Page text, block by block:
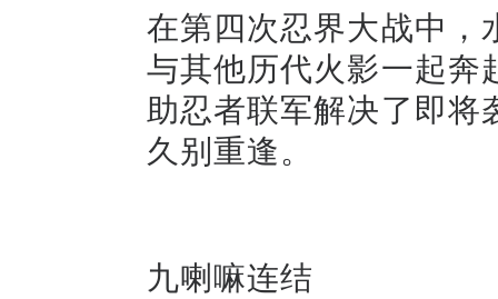
在第四次忍界大战中
与其他历代火影一起
助忍者联军解决了即
久别重逢。
九喇嘛连结